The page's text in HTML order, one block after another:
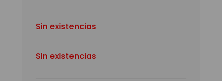
Sin existencias
Sin existencias